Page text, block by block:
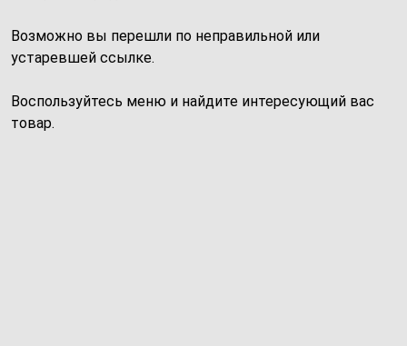
Возможно вы перешли по неправильной или
устаревшей ссылке.
Воспользуйтесь меню и найдите интересующий вас
товар.